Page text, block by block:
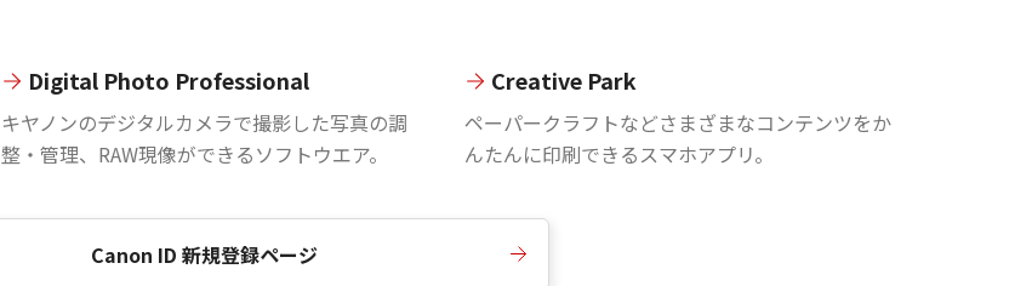
Digital Photo Professional
キヤノンのデジタルカメラで撮影した写真の調
整・管理、RAW現像ができるソフトウエア。
Creative Park
ペーパークラフトなどさまざまなコンテンツをか
んたんに印刷できるスマホアプリ。
Canon ID 新規登録ページ